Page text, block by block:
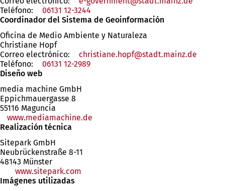
Teléfono:
06131 12-3244
Coordinador del Sistema de Geoinformación
Oficina de Medio Ambiente y Naturaleza
Christiane Hopf
Correo electrónico:
christiane.hopf stadt.mainz de
Teléfono:
06131 12-2989
Diseño web
media machine GmbH
Eppichmauergasse 8
55116 Maguncia
www.mediamachine.de
Realización técnica
Sitepark GmbH
Neubrückenstraße 8-11
48143 Münster
(Se
abre
www.sitepark.com
Imágenes utilizadas